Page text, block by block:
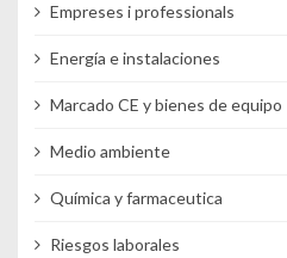
Empreses i professionals
Energía e instalaciones
Marcado CE y bienes de equipo
Medio ambiente
Química y farmaceutica
Riesgos laborales